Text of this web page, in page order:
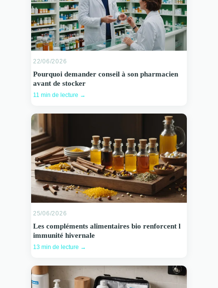
22/06/2026
Pourquoi demander conseil à son pharmacien
avant de stocker
11 min de lecture →
25/06/2026
Les compléments alimentaires bio renforcent l
immunité hivernale
13 min de lecture →